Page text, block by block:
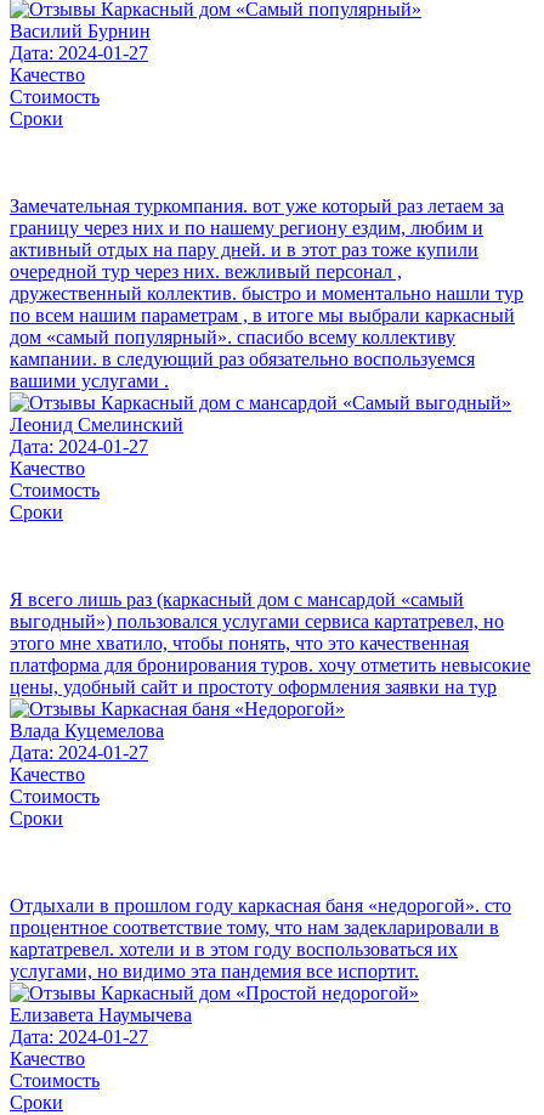
Василий Бурнин
Дата: 2024-01-27
Качество
Стоимость
Сроки
Замечательная туркомпания. вот уже который раз летаем за
границу через них и по нашему региону ездим, любим и
активный отдых на пару дней. и в этот раз тоже купили
очередной тур через них. вежливый персонал ,
дружественный коллектив. быстро и моментально нашли тур
по всем нашим параметрам , в итоге мы выбрали каркасный
дом «самый популярный». спасибо всему коллективу
кампании. в следующий раз обязательно воспользуемся
вашими услугами .
Леонид Смелинский
Дата: 2024-01-27
Качество
Стоимость
Сроки
Я всего лишь раз (каркасный дом с мансардой «самый
выгодный») пользовался услугами сервиса картатревел, но
этого мне хватило, чтобы понять, что это качественная
платформа для бронирования туров. хочу отметить невысокие
цены, удобный сайт и простоту оформления заявки на тур
Влада Куцемелова
Дата: 2024-01-27
Качество
Стоимость
Сроки
Отдыхали в прошлом году каркасная баня «недорогой». сто
процентное соответствие тому, что нам задекларировали в
картатревел. хотели и в этом году воспользоваться их
услугами, но видимо эта пандемия все испортит.
Елизавета Наумычева
Дата: 2024-01-27
Качество
Стоимость
Сроки